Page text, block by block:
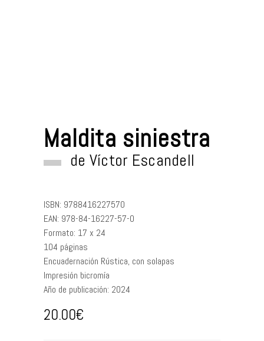
Maldita siniestra
de Víctor Escandell
ISBN: 9788416227570
EAN: 978-84-16227-57-0
Formato: 17 x 24
104 páginas
Encuadernación Rústica, con solapas
Impresión bicromía
Año de publicación: 2024
20.00€